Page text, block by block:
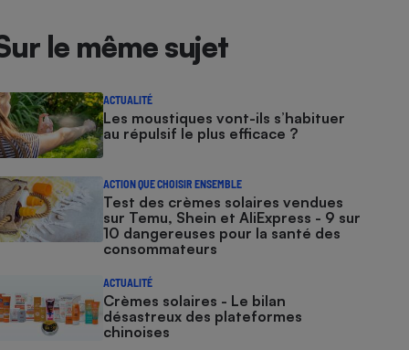
le même sujet
ACTUALITÉ
Les moustiques vont-ils s’habituer
au répulsif le plus efficace ?
ACTION QUE CHOISIR ENSEMBLE
Test des crèmes solaires vendues
sur Temu, Shein et AliExpress - 9 sur
10 dangereuses pour la santé des
consommateurs
ACTUALITÉ
Crèmes solaires - Le bilan
désastreux des plateformes
chinoises